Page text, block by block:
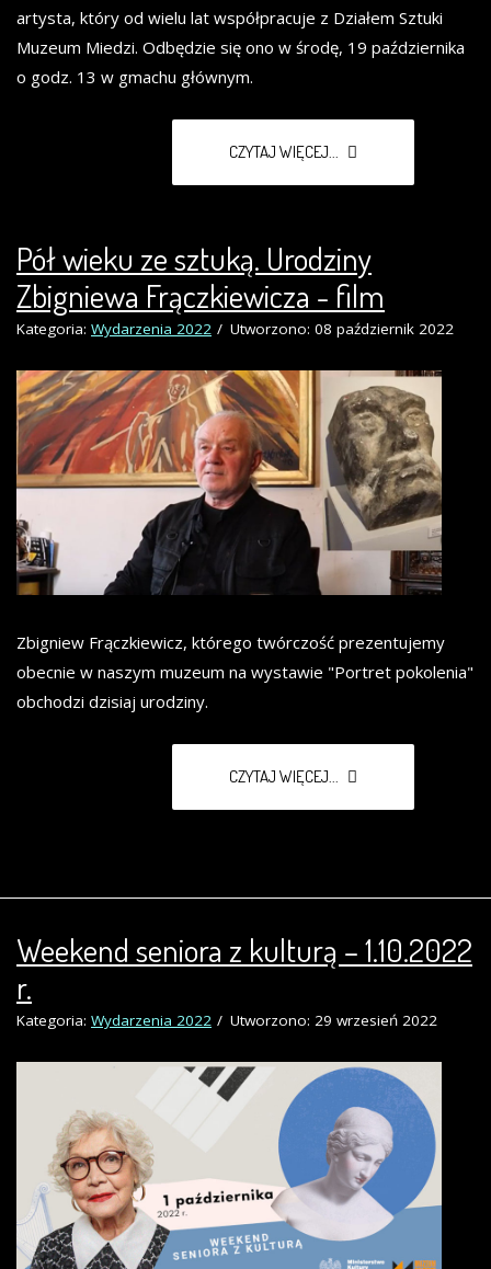
artysta, który od wielu lat współpracuje z Działem Sztuki
Muzeum Miedzi. Odbędzie się ono w środę, 19 października
o godz. 13 w gmachu głównym.
CZYTAJ WIĘCEJ...
Pół wieku ze sztuką. Urodziny
Zbigniewa Frączkiewicza - film
Kategoria: Wydarzenia 2022 Utworzono: 08 październik 2022
Zbigniew Frączkiewicz, którego twórczość prezentujemy
obecnie w naszym muzeum na wystawie "Portret pokolenia"
obchodzi dzisiaj urodziny.
CZYTAJ WIĘCEJ...
Weekend seniora z kulturą – 1.10.2022
r.
Kategoria: Wydarzenia 2022 Utworzono: 29 wrzesień 2022